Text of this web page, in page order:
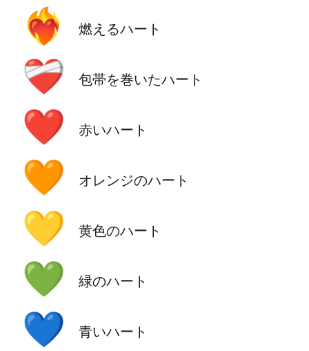
❤️‍🔥 燃えるハート
❤️‍🩹 包帯を巻いたハート
❤️ 赤いハート
🧡 オレンジのハート
💛 黄色のハート
💚 緑のハート
💙 青いハート